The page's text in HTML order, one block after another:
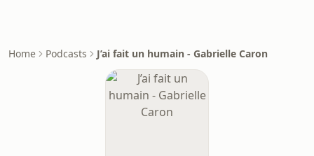
Home Podcasts J’ai fait un humain - Gabrielle Caron